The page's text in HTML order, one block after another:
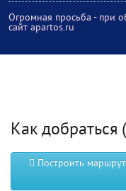
Огромная просьба - при
сайт apartos.ru
Как добраться
Построить